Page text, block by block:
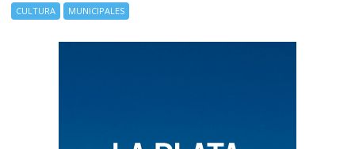
CULTURA MUNICIPALES